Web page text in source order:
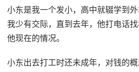
小东是我一个发小，高中就辍学到
我少有交际，直到去年，他打电话
他现在的情况。
小东出去打工时还未成年，对钱的